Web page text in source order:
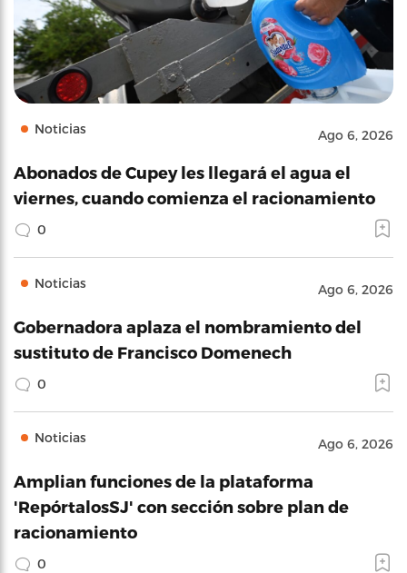
Noticias Ago 6, 2026
Abonados de Cupey les llegará el agua el
viernes, cuando comienza el racionamiento
0
Noticias Ago 6, 2026
Gobernadora aplaza el nombramiento del
sustituto de Francisco Domenech
0
Noticias Ago 6, 2026
Amplian funciones de la plataforma
'RepórtalosSJ' con sección sobre plan de
racionamiento
0